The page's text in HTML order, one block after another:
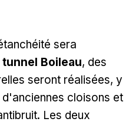
sera
tunnel Boileau, des
seront réalisées, y
cloisons et
Les deux